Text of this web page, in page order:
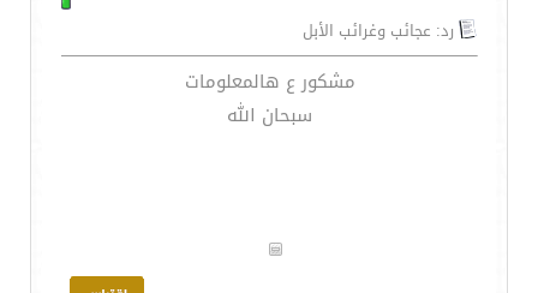
رد: عجائب وغرائب الأبل
مشكور ع هالمعلومات
سبحان الله